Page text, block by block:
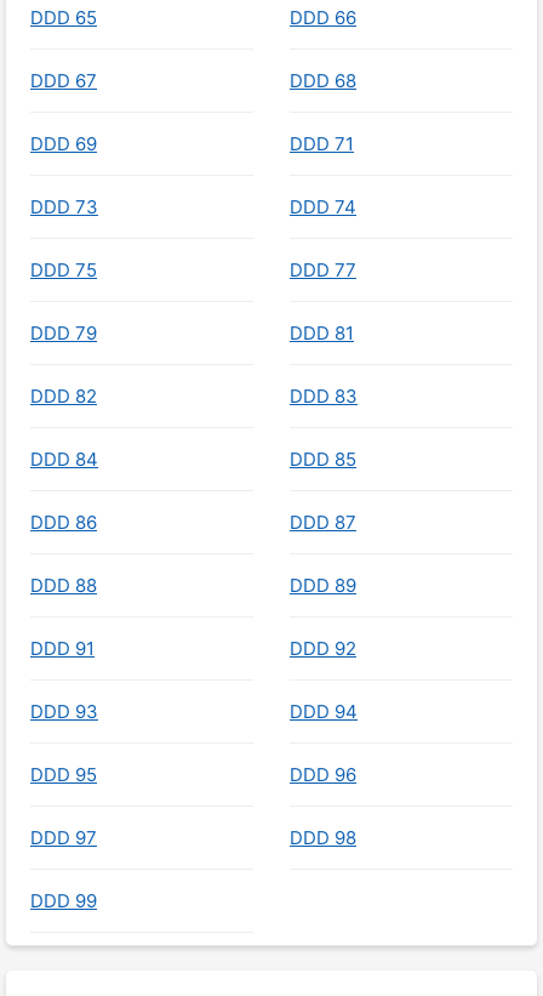
DDD 65 DDD 66
DDD 67 DDD 68
DDD 69 DDD 71
DDD 73 DDD 74
DDD 75 DDD 77
DDD 79 DDD 81
DDD 82 DDD 83
DDD 84 DDD 85
DDD 86 DDD 87
DDD 88 DDD 89
DDD 91 DDD 92
DDD 93 DDD 94
DDD 95 DDD 96
DDD 97 DDD 98
DDD 99